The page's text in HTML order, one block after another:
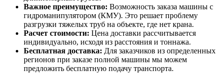
Важное преимущество: Возможность заказа машины с
гидроманипулятором (КМУ). Это решает проблему
разгрузки тяжелых труб на объекте, где нет крана.
Расчет стоимости: Цена доставки рассчитывается
индивидуально, исходя из расстояния и тоннажа.
Бесплатная доставка: Для заказчиков из определенных
регионов при заказе полной машины мы можем
предложить бесплатную подачу транспорта.